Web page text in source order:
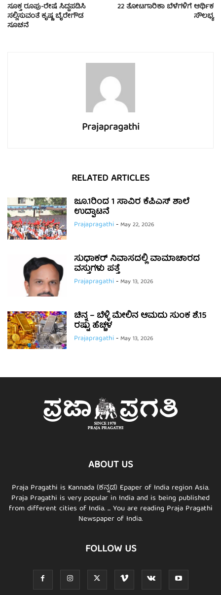
ಸೂಕ್ತ ರೂಪು-ರೇಷೆ ಸಿದ್ದಪಡಿಸಿ
ಸಲ್ಲಿಸುವಂತೆ ಕೃಷ್ಣ ಬೈರೇಗೌಡ
ಸೂಚನೆ
22 ತೋಟಗಾರಿಕಾ ಬೆಳೆಗಳಿಗೆ ಆರ್ಥಿಕ
ಸೌಲಭ್ಯ
Prajapragathi
RELATED ARTICLES
ಜೂ.1ರಿಂದ 1 ಸಾವಿರ ಕೆಪಿಎಸ್ ಶಾಲೆ
ಉದ್ಘಾಟನೆ
Prajapragathi- May 22, 2026
ಸುಧಾಕರ್ ನಿವಾಸದಲ್ಲಿ ವಾಮಾಚಾರದ
ವಸ್ತುಗಳು ಪತ್ತೆ
Prajapragathi- May 13, 2026
ಚಿನ್ನ – ಬೆಳ್ಳಿ ಮೇಲಿನ ಆಮದು ಸುಂಕ ಶೆ.15
ರಷ್ಟು ಹೆಚ್ಚಳ
Prajapragathi- May 13, 2026
ABOUT US
Praja Pragathi is Kannada (ಕನ್ನಡ) Epaper of India region Asia.
Praja Pragathi is very popular in India and is being published
from different cities of India. ... You are reading Praja Pragathi
Newspaper of India.
FOLLOW US